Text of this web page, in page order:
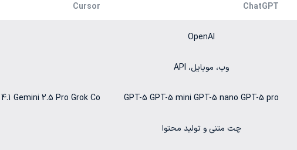
ChatGPT
Cursor
OpenAI
وب، موبایل، API
GPT-5 GPT-5 mini GPT-5 nano GPT-5 pro
Gemini 2.5 Pro Grok Co
چت متنی و تولید محتوا